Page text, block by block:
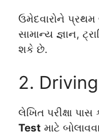
ઉમેદવારોને પ્રથમ
સામાન્ય જ્ઞાન,
શકે છે.
2.
લેખિત પરીક્ષા
Test માટે